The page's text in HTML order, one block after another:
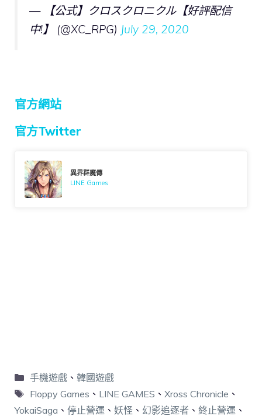
— 【公式】クロスクロニクル【好評配信
中!】 (@XC_RPG) July 29, 2020
官方網站
官方Twitter
異界群魔傳
LINE Games
手機遊戲、 韓國遊戲
Floppy Games 、 LINE GAMES 、 Xross Chronicle 、
YokaiSaga 、 停止營運 、 妖怪 、 幻影追逐者 、 終止營運 、